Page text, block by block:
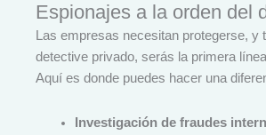
Espionajes a la orden del
Las empresas necesitan protegerse, y
detective privado, serás la primera
Aquí es donde puedes hacer una
Investigación de fraudes